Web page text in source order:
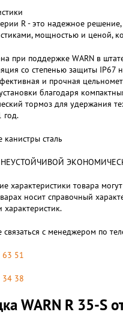
R - это надежное
мощностью и ценой,
при поддержке WARN в
со степенью защиты
и прочная
благодаря
тормоз для удержания
год.
канистры сталь
характеристики товара
носит справочный
с менеджером по
63 51
34 38
WARN R 35-S